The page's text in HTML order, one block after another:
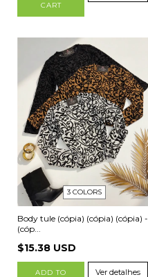
CART
3 COLORS
Body tule (cópia) (cópia) (cópia) -
(cóp...
$15.38 USD
ADD TO Ver detalhes